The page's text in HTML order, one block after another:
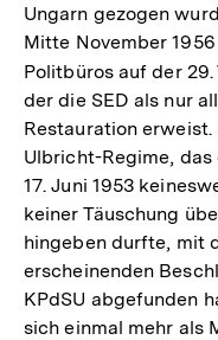
Ungarn gezogen
Mitte November
Politbüros auf der
der die SED als nur
Restauration
Ulbricht-Regime,
17. Juni 1953
keiner Täuschung
hingeben durfte, mit
erscheinenden
KPdSU abgefunden
sich einmal mehr als